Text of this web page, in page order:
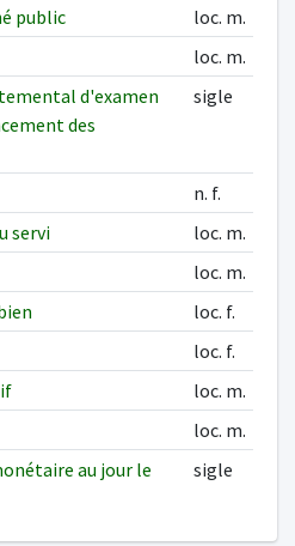
public
loc. m.
loc. m.
d'examen
des
sigle
n. f.
servi
loc. m.
loc. m.
loc. f.
loc. f.
loc. m.
loc. m.
au jour le
sigle